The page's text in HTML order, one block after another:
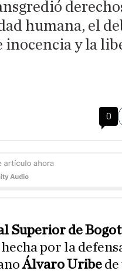
humana, el
inocencia y la
0
Superior de
por la
Álvaro Uribe